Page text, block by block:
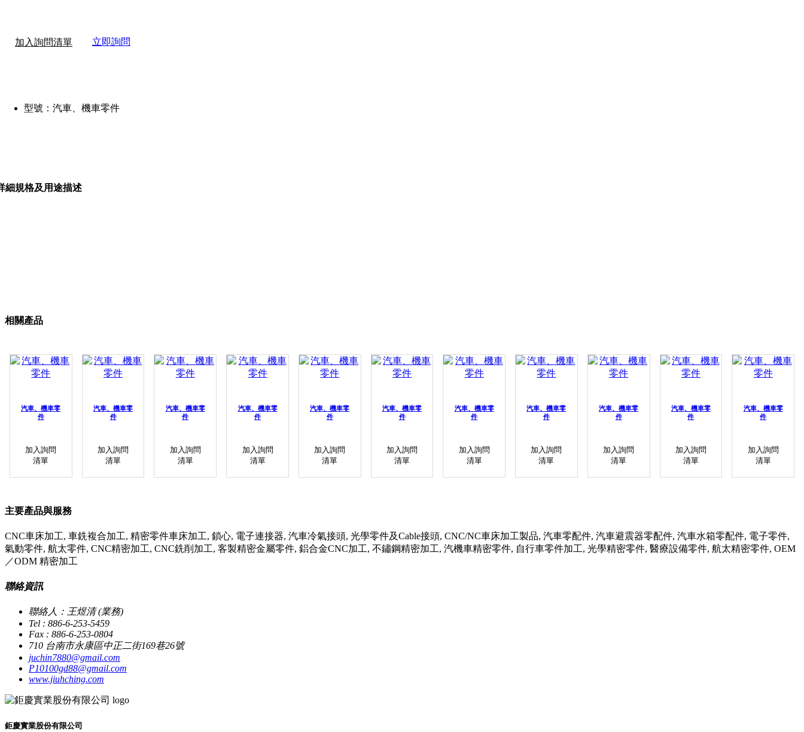
加入詢問清單 立即詢問
型號： 汽車、機車零件
細規格及用途描述
相關產品
汽車、機車零
件
加入詢問
清單
汽車、機車零
件
加入詢問
清單
汽車、機車零
件
加入詢問
清單
汽車、機車零
件
加入詢問
清單
汽車、機車零
件
加入詢問
清單
汽車、機車零
件
加入詢問
清單
汽車、機車零
件
加入詢問
清單
汽車、機車零
件
加入詢問
清單
汽車、機車零
件
加入詢問
清單
汽車、機車零
件
加入詢問
清單
汽車、機車零
件
加入詢問
清單
主要產品與服務
CNC車床加工, 車銑複合加工, 精密零件車床加工, 鎖心, 電子連接器, 汽車冷氣接頭, 光學零件及Cable接頭, CNC/NC車床加工製品, 汽車零配件, 汽車避震器零配件, 汽車水箱零配件, 電子零件,
氣動零件, 航太零件, CNC精密加工, CNC銑削加工, 客製精密金屬零件, 鋁合金CNC加工, 不鏽鋼精密加工, 汽機車精密零件, 自行車零件加工, 光學精密零件, 醫療設備零件, 航太精密零件, OEM
／ODM 精密加工
聯絡資訊
聯絡人：王煜清 (業務)
Tel : 886-6-253-5459
Fax : 886-6-253-0804
710 台南市永康區中正二街169巷26號
juchin7880@gmail.com
P10100gd88@gmail.com
www.jiuhching.com
鉅慶實業股份有限公司